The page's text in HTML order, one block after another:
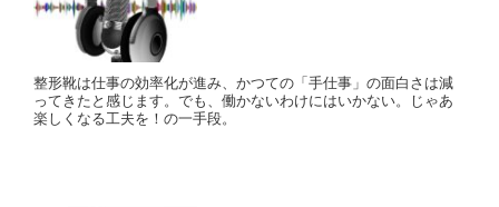
整形靴は仕事の効率化が進み、かつての「手仕事」の面白さは減
ってきたと感じます。でも、働かないわけにはいかない。じゃあ
楽しくなる工夫を！の一手段。